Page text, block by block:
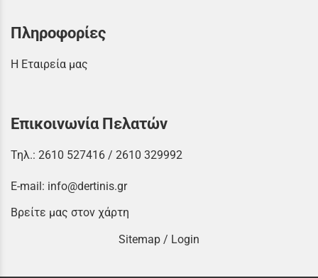
Πληροφορίες
Η Εταιρεία μας
Επικοινωνία Πελατών
Τηλ.: 2610 527416 / 2610 329992
E-mail: info@dertinis.gr
Βρείτε μας στον χάρτη
Sitemap / Login